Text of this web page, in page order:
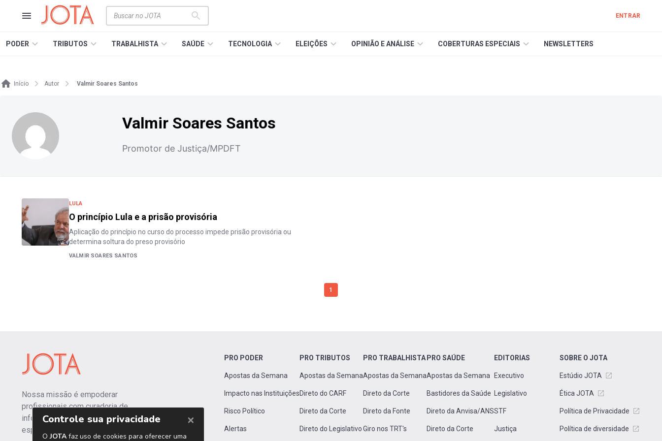
ENTRAR
PODER TRIBUTOS TRABALHISTA SAÚDE TECNOLOGIA ELEIÇÕES OPINIÃO E ANÁLISE COBERTURAS ESPECIAIS NEWSLETTERS
Início Autor Valmir Soares Santos
Valmir Soares Santos
Promotor de Justiça/MPDFT
LULA
O princípio Lula e a prisão provisória
Aplicação do princípio no curso do processo impede prisão provisória ou
determina soltura do preso provisório
VALMIR SOARES SANTOS
1
Nossa missão é empoderar
profissionais com curadoria de
informações independentes e
especializadas.
PRO PODER
Apostas da Semana
Impacto nas Instituições
Risco Político
Alertas
PRO TRIBUTOS
Apostas da Semana
Direto do CARF
Direto da Corte
Direto do Legislativo
PRO TRABALHISTA
Apostas da Semana
Direto da Corte
Direto da Fonte
Giro nos TRT's
PRO SAÚDE
Apostas da Semana
Bastidores da Saúde
Direto da Anvisa/ANS
Direto da Corte
EDITORIAS
Executivo
Legislativo
STF
Justiça
SOBRE O JOTA
Estúdio JOTA
Ética JOTA
Política de Privacidade
Política de diversidade